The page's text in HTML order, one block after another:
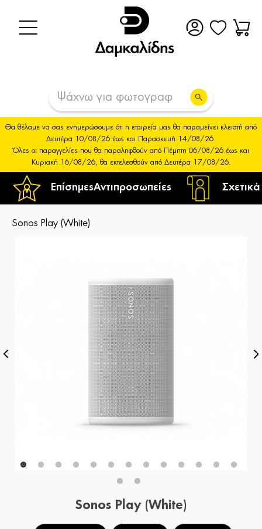
ΕπίσημεςΑντιπροσωπείες
Θα θέλαμε να σας ενημερώσουμε ότι η εταιρεία μας θα παραμείνει κλειστή από
Δευτέρα 10/08/26 έως και Παρασκευή 14/08/26.
Όλες οι παραγγελίες που θα παραληφθούν από Πέμπτη 06/08/26 έως και
Κυριακή 16/08/26, θα εκτελεσθούν από Δευτέρα 17/08/26.
Sonos Play (White)
Sonos Play (White)